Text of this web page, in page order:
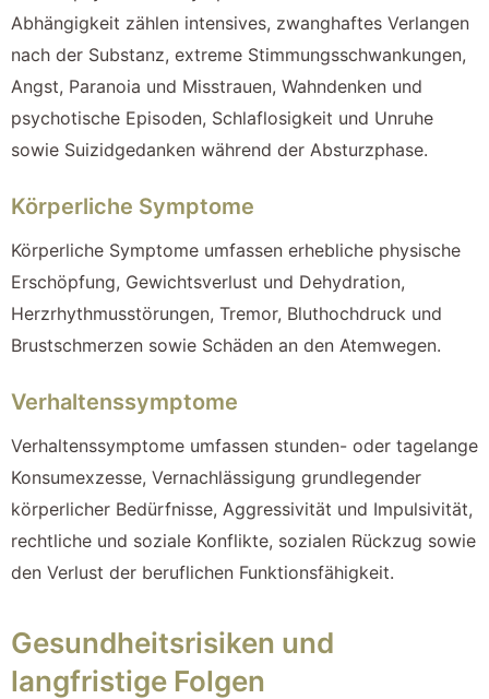
Abhängigkeit zählen intensives, zwanghaftes Verlangen
nach der Substanz, extreme Stimmungsschwankungen,
Angst, Paranoia und Misstrauen, Wahndenken und
psychotische Episoden, Schlaflosigkeit und Unruhe
sowie Suizidgedanken während der Absturzphase.
Körperliche Symptome
Körperliche Symptome umfassen erhebliche physische
Erschöpfung, Gewichtsverlust und Dehydration,
Herzrhythmusstörungen, Tremor, Bluthochdruck und
Brustschmerzen sowie Schäden an den Atemwegen.
Verhaltenssymptome
Verhaltenssymptome umfassen stunden- oder tagelange
Konsumexzesse, Vernachlässigung grundlegender
körperlicher Bedürfnisse, Aggressivität und Impulsivität,
rechtliche und soziale Konflikte, sozialen Rückzug sowie
den Verlust der beruflichen Funktionsfähigkeit.
Gesundheitsrisiken und
langfristige Folgen